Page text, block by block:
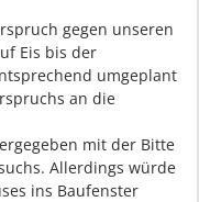
gegen unseren
Eis bis der
umgeplant
an die
mit der Bitte
Allerdings würde
ins Baufenster